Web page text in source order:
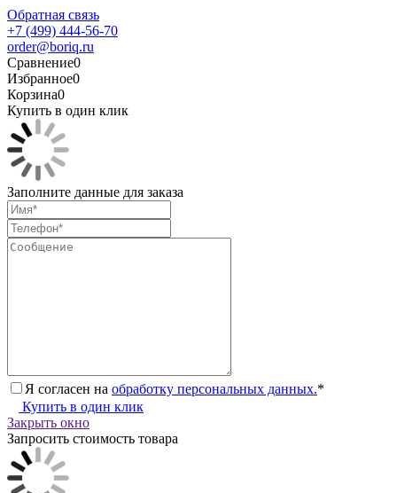
Обратная связь
+7 (499) 444-56-70
order@boriq.ru
Сравнение0
Избранное0
Корзина0
Купить в один клик
Заполните данные для заказа
Я согласен на обработку персональных данных.*
Купить в один клик
Закрыть окно
Запросить стоимость товара